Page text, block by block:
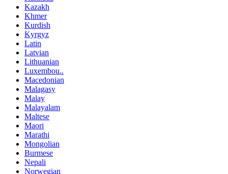
Kazakh
Khmer
Kurdish
Kyrgyz
Latin
Latvian
Lithuanian
Luxembou..
Macedonian
Malagasy
Malay
Malayalam
Maltese
Maori
Marathi
Mongolian
Burmese
Nepali
Norwegian